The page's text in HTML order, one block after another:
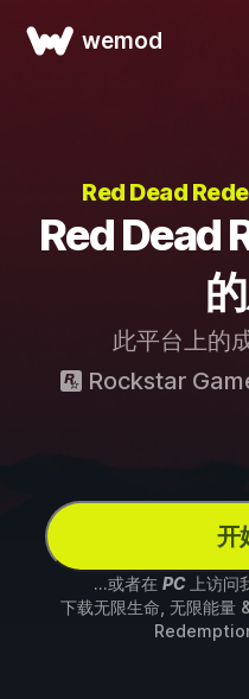
wemod
Red Dead
Red Dead
此平台上的
Rockstar
开
...或者在 PC上访问
下载无限生命, 无限能量